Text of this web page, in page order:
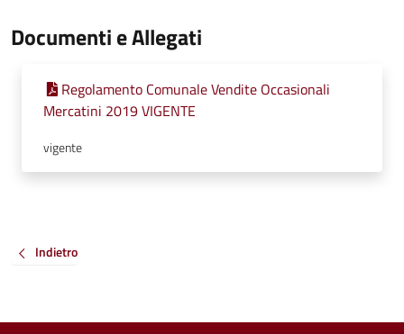
Documenti e Allegati
Regolamento Comunale Vendite Occasionali
Mercatini 2019 VIGENTE
vigente
Indietro